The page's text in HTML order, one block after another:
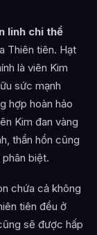
linh chi thể
Thiên tiên. Hạt
là viên Kim
sức mạnh
hợp hoàn hảo
Kim đan vàng
thần hồn cũng
biệt.
chứa cả không
tiên đều ở
sẽ được hấp